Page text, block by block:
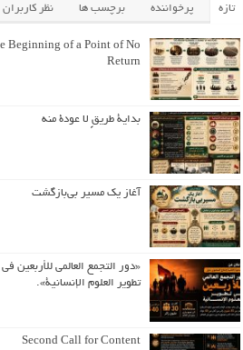
تازه پرخواننده برچسب ها نظر کاربران
Beginning of a Point of No
Return
بداية طريقٍ لا عودة منه
آغاز یک مسیر بی‌بازگشت
«دور التجمع العالمي للأربعين في
تطوير العلوم الإنسانية».
Second Call for Content